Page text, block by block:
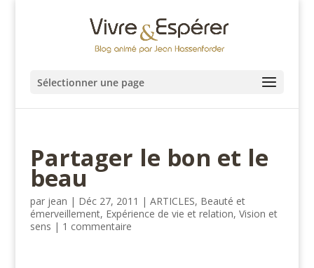
Sélectionner une page
Partager le bon et le
beau
par jean | Déc 27, 2011 | ARTICLES, Beauté et
émerveillement, Expérience de vie et relation, Vision et
sens | 1 commentaire